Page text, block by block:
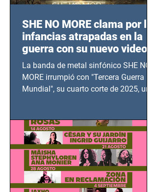
SHE NO MORE clama por las
infancias atrapadas en la
guerra con su nuevo video
TERCERA GUERRA
MUNDIAL
La banda de metal sinfónico SHE NO
MORE irrumpió con "Tercera Guerra
Mundial", su cuarto corte de 2025, un
bélicos.